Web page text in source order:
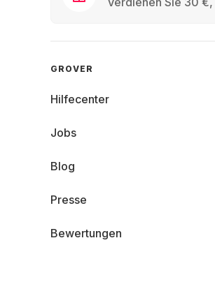
GROVER
Hilfecenter
Jobs
Blog
Presse
Bewertungen